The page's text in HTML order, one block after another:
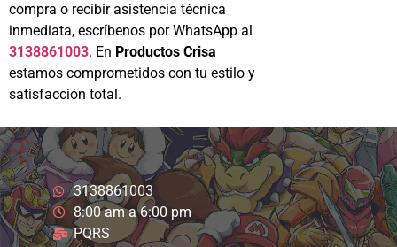
compra o recibir asistencia técnica
inmediata, escríbenos por WhatsApp al
3138861003. En Productos Crisa
estamos comprometidos con tu estilo y
satisfacción total.
3138861003
8:00 am a 6:00 pm
PQRS